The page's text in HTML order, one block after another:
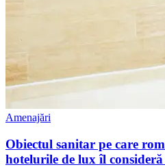
Amenajări
Obiectul sanitar pe care
hotelurile de lux îl